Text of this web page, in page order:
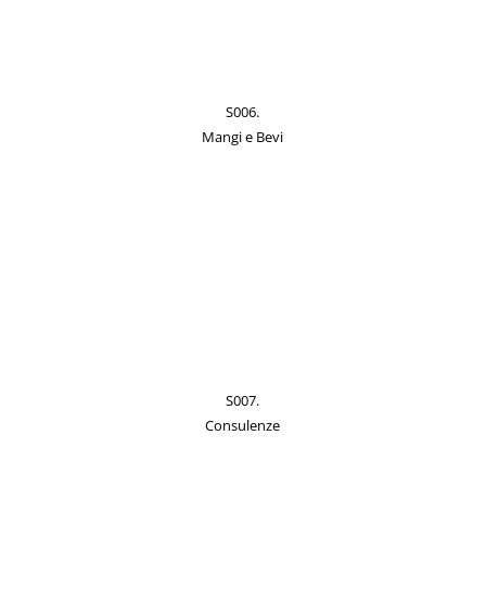
S006.
Mangi e Bevi
S007.
Consulenze